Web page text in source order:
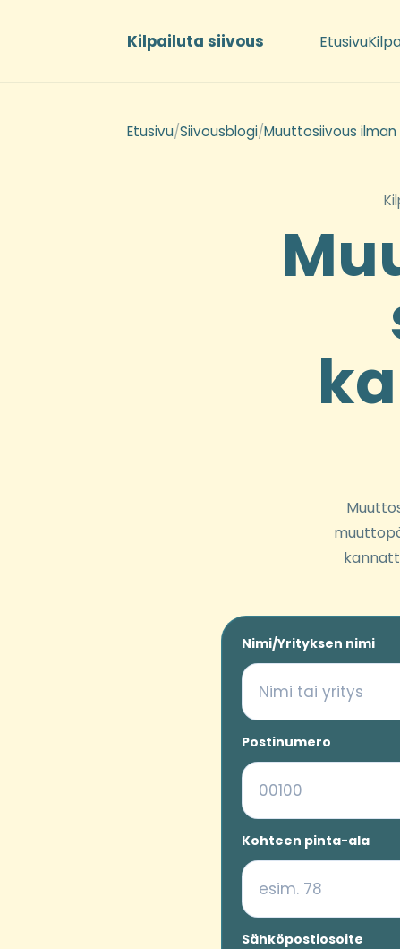
Kilpailuta siivous Etusivu
Etusivu/Siivousblogi/Muuttosiivous
Nimi/Yrityksen nimi
Postinumero
Kohteen pinta-ala
Sähköpostiosoite